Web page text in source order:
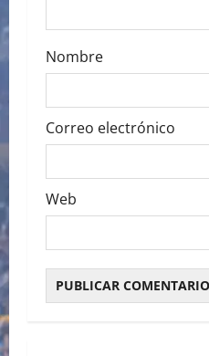
Nombre
Correo electrónico
Web